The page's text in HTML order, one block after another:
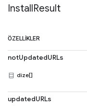
InstallResult
ÖZELLIKLER
notUpdatedURLs
dize[]
updatedURLs